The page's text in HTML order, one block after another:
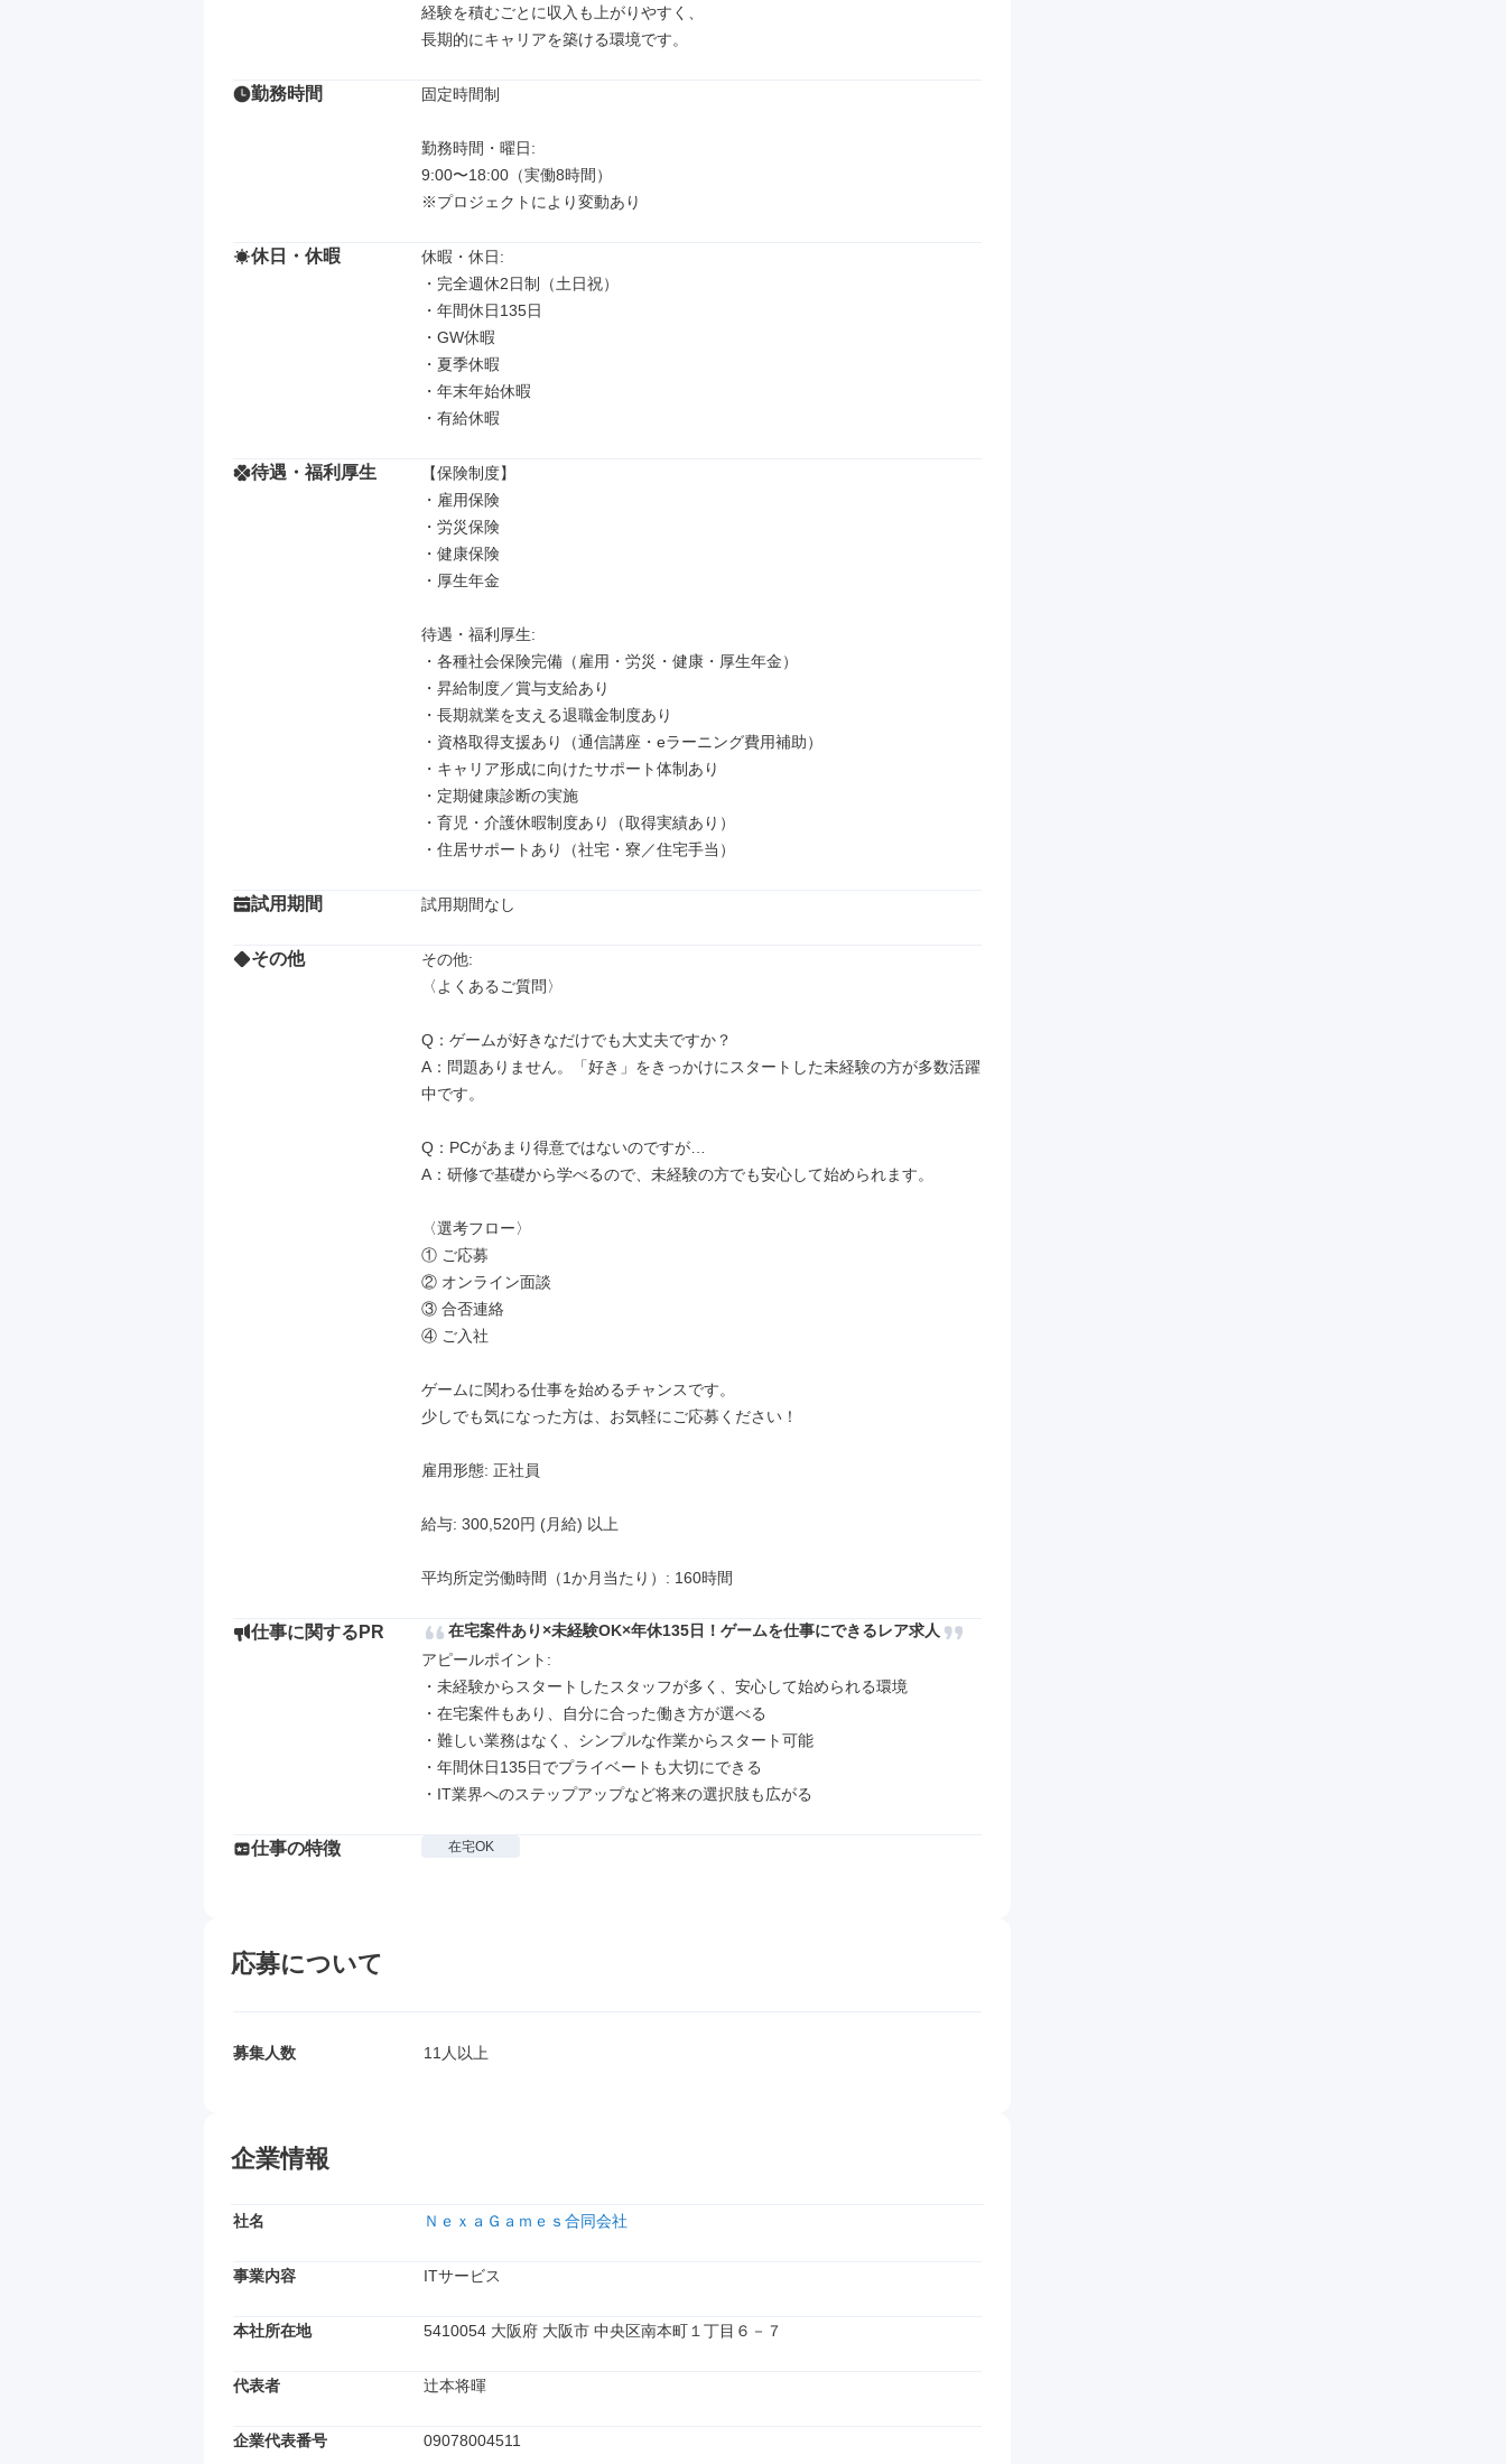
経験を積むごとに収入も上がりやすく、
長期的にキャリアを築ける環境です。
勤務時間 固定時間制
勤務時間・曜日:
9:00〜18:00（実働8時間）
※プロジェクトにより変動あり
休日・休暇
休暇・休日:
・完全週休2日制（土日祝）
・年間休日135日
・GW休暇
・夏季休暇
・年末年始休暇
・有給休暇
待遇・福利厚生
【保険制度】
・雇用保険
・労災保険
・健康保険
・厚生年金
待遇・福利厚生:
・各種社会保険完備（雇用・労災・健康・厚生年金）
・昇給制度／賞与支給あり
・長期就業を支える退職金制度あり
・資格取得支援あり（通信講座・eラーニング費用補助）
・キャリア形成に向けたサポート体制あり
・定期健康診断の実施
・育児・介護休暇制度あり（取得実績あり）
・住居サポートあり（社宅・寮／住宅手当）
試用期間 試用期間なし
その他
その他:
〈よくあるご質問〉
Q：ゲームが好きなだけでも大丈夫ですか？
A：問題ありません。「好き」をきっかけにスタートした未経験の方が多数活躍
中です。
Q：PCがあまり得意ではないのですが…
A：研修で基礎から学べるので、未経験の方でも安心して始められます。
〈選考フロー〉
① ご応募
② オンライン面談
③ 合否連絡
④ ご入社
ゲームに関わる仕事を始めるチャンスです。
少しでも気になった方は、お気軽にご応募ください！
雇用形態: 正社員
給与: 300,520円 (月給) 以上
平均所定労働時間（1か月当たり）: 160時間
仕事に関するPR
在宅案件あり×未経験OK×年休135日！ゲームを仕事にできるレア求人
アピールポイント:
・未経験からスタートしたスタッフが多く、安心して始められる環境
・在宅案件もあり、自分に合った働き方が選べる
・難しい業務はなく、シンプルな作業からスタート可能
・年間休日135日でプライベートも大切にできる
・IT業界へのステップアップなど将来の選択肢も広がる
仕事の特徴 在宅OK
応募について
募集人数 11人以上
企業情報
社名 ＮｅｘａＧａｍｅｓ合同会社
事業内容 ITサービス
本社所在地 5410054 大阪府 大阪市 中央区南本町１丁目６－７
代表者 辻本将暉
企業代表番号 09078004511